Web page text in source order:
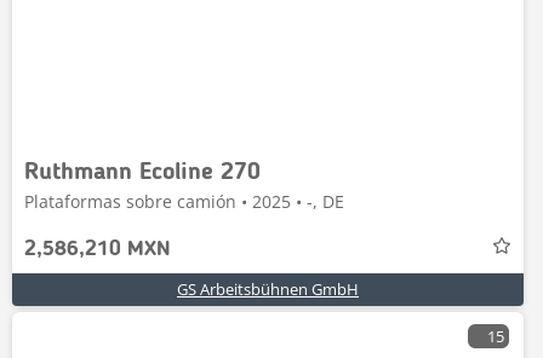
Ruthmann Ecoline 270
Plataformas sobre camión • 2025 • -, DE
2,586,210 MXN
GS Arbeitsbühnen GmbH
15